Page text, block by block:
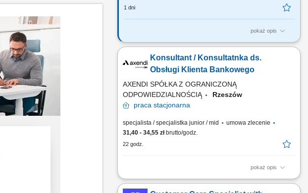
1 dni
pokaż opis
Twój zakres obowiązków: stała współpraca z klientem
przyjmowanie i rejestrowanie zamówień w systemie IFS oraz
kontrola przebiegu ich realizacji wyjaśnianie reklamacji
Konsultant / Konsultatnka ds.
Obsługi Klienta Bankowego
AXENDI SPÓŁKA Z OGRANICZONĄ
ODPOWIEDZIALNOŚCIĄ
Rzeszów
praca stacjonarna
specjalista / specjalistka junior / mid
umowa zlecenie
31,40 - 34,55 złbrutto/godz.
22 godz.
pokaż opis
Opis stanowiska: telefoniczna, mailowa i chatowa obsługa
klientów banku, udzielanie informacji dotyczących kont, kart